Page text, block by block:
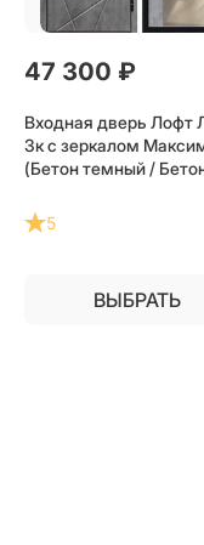
47 300 ₽
Входная дверь Лофт
3к с зеркалом
(Бетон темный /
квартиру
5
ВЫБРАТЬ